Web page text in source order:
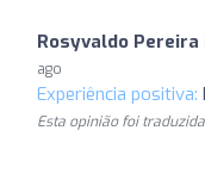
Rosyvaldo Pereira
ago
Experiência positiva:
Esta opinião foi